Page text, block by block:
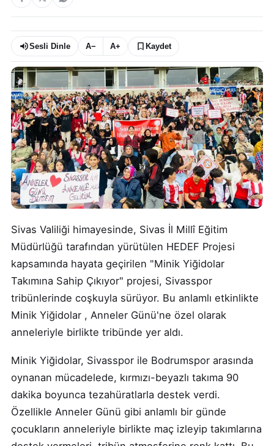
Sesli Dinle A− A+ Kaydet
Sivas Valiliği himayesinde, Sivas İl Millî Eğitim
Müdürlüğü tarafından yürütülen HEDEF Projesi
kapsamında hayata geçirilen "Minik Yiğidolar
Takımına Sahip Çıkıyor" projesi, Sivasspor
tribünlerinde coşkuyla sürüyor. Bu anlamlı etkinlikte
Minik Yiğidolar , Anneler Günü'ne özel olarak
anneleriyle birlikte tribünde yer aldı.
Minik Yiğidolar, Sivasspor ile Bodrumspor arasında
oynanan mücadelede, kırmızı-beyazlı takıma 90
dakika boyunca tezahüratlarla destek verdi.
Özellikle Anneler Günü gibi anlamlı bir günde
çocukların anneleriyle birlikte maç izleyip takımlarına